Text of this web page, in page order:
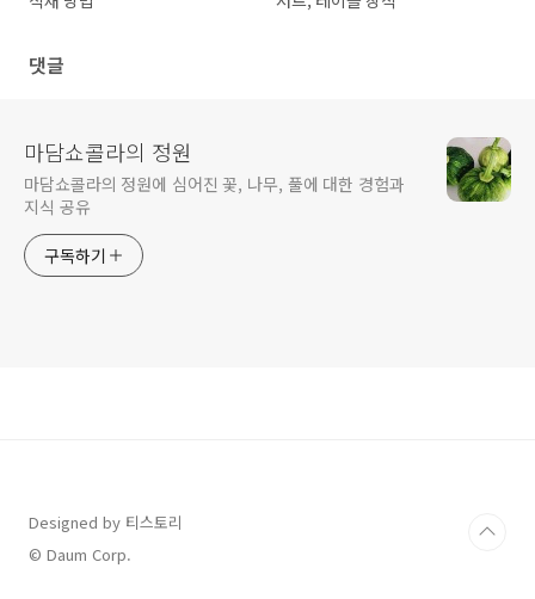
댓글
마담쇼콜라의 정원
마담쇼콜라의 정원에 심어진 꽃, 나무, 풀에 대한 경험과
지식 공유
구독하기
Designed by 티스토리
© Daum Corp.